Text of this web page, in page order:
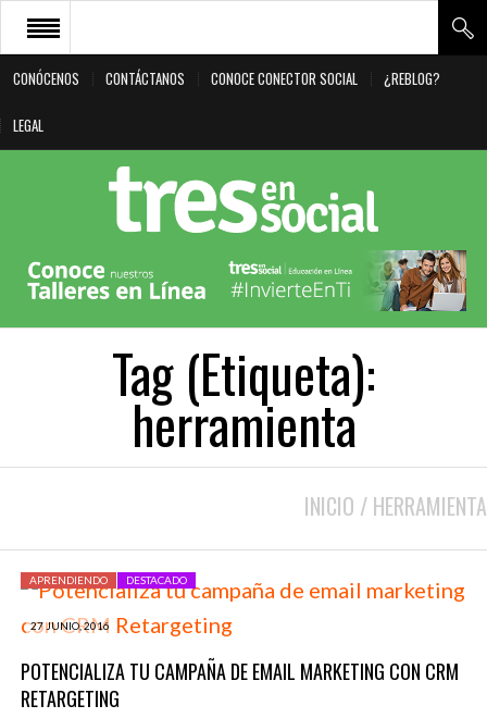
CONÓCENOS CONTÁCTANOS CONOCE CONECTOR SOCIAL ¿REBLOG?
LEGAL
CONOCE CONECTOR SOCIAL
LEGAL
Tag (Etiqueta):
herramienta
INICIO / HERRAMIENTA
27 JUNIO, 2016
APRENDIENDO DESTACADO
POTENCIALIZA TU CAMPAÑA DE EMAIL MARKETING CON CRM
RETARGETING